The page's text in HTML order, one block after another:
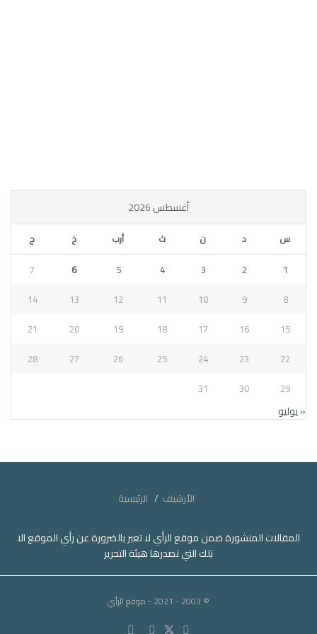
أغسطس 2026
س د ن ث أرب خ ج
1
2
3
4
5
6
7
8
9
10
11
12
13
14
15
16
17
18
19
20
21
22
23
24
25
26
27
28
29
30
31
« يوليو
الأرشيف الرئيسية
المقالات المنشورة ضمن موقع الرأي لا تعبر بالضرورة عن رأي الموقع الا
تلك التي تصدرها هيئة التحرير
© 2003 - 2021 - موقع الرأي